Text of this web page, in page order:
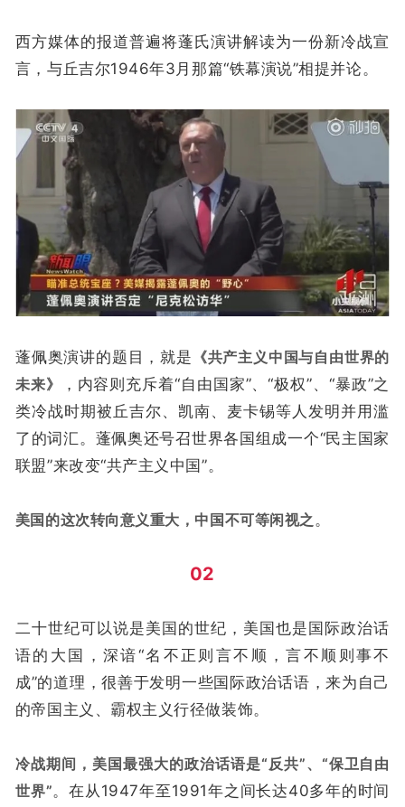
西方媒体的报道普遍将蓬氏演讲解读为一份新冷战宣
言，与丘吉尔1946年3月那篇“铁幕演说”相提并论。
蓬佩奥演讲的题目，就是 《共产主义中国与自由世界的
未来》
，内容则充斥着“自由国家”、“极权”、“暴政”之
类冷战时期被丘吉尔、凯南、麦卡锡等人发明并用滥
了的词汇。蓬佩奥还号召世界各国组成一个“民主国家
联盟”来改变“共产主义中国”。
美国的这次转向意义重大，中国不可等闲视之 。
02
二十世纪可以说是美国的世纪，美国也是国际政治话
语的大国，深谙“名不正则言不顺，言不顺则事不
成”的道理，很善于发明一些国际政治话语，来为自己
的帝国主义、霸权主义行径做装饰。
冷战期间，美国最强大的政治话语是“反共”、“保卫自由
世界”。在从1947年至1991年之间长达40多年的时间